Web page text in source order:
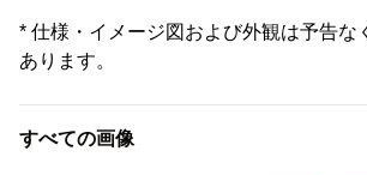
* 仕様・イメージ図および外観は予告な
あります。
すべての画像